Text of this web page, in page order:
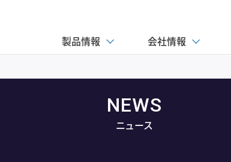
製品情報 会社情報
NEWS
ニュース